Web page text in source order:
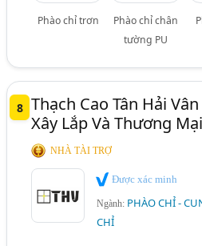
Phào chỉ trơn
Phào chỉ chân
tường PU
8 Thạch Cao Tân Hải
Xây Lắp Và Thương
NHÀ TÀI TRỢ
Được xác minh
Ngành: PHÀO CHỈ -
CHỈ